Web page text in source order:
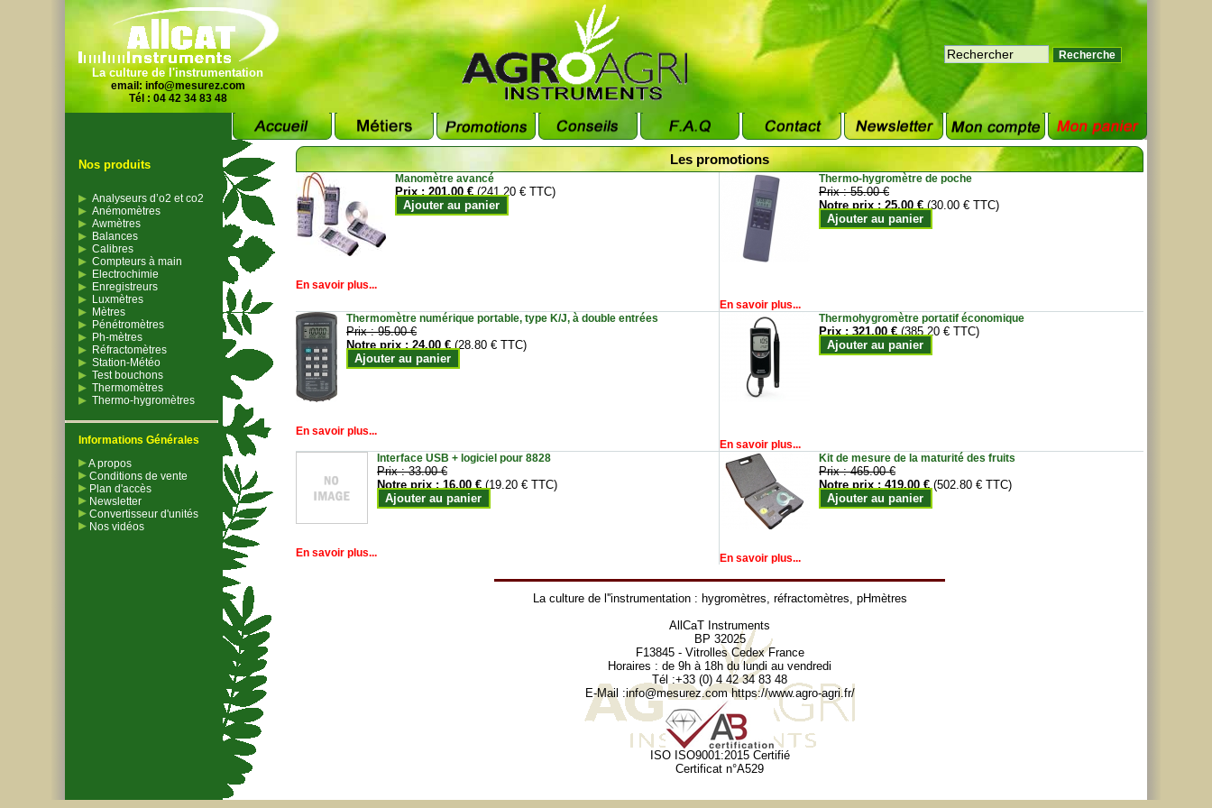
La culture de l'instrumentation
email: info@mesurez.com
Tél : 04 42 34 83 48
Nos produits
Analyseurs d’o2 et co2
Anémomètres
Awmètres
Balances
Calibres
Compteurs à main
Electrochimie
Enregistreurs
Luxmètres
Mètres
Pénétromètres
Ph-mètres
Réfractomètres
Station-Météo
Test bouchons
Thermomètres
Thermo-hygromètres
Informations Générales
A propos
Conditions de vente
Plan d'accès
Newsletter
Convertisseur d'unités
Nos vidéos
Les promotions
Manomètre avancé
Prix :201.00 € (241.20 € TTC)
Ajouter au panier
En savoir plus...
Thermo-hygromètre de poche
Prix :55.00 €
Notre prix :25.00 € (30.00 € TTC)
Ajouter au panier
En savoir plus...
Thermomètre numérique portable, type K/J, à double entrées
Prix :95.00 €
Notre prix :24.00 € (28.80 € TTC)
Ajouter au panier
En savoir plus...
Thermohygromètre portatif économique
Prix :321.00 € (385.20 € TTC)
Ajouter au panier
En savoir plus...
Interface USB + logiciel pour 8828
Prix :33.00 €
Notre prix :16.00 € (19.20 € TTC)
Ajouter au panier
En savoir plus...
Kit de mesure de la maturité des fruits
Prix :465.00 €
Notre prix :419.00 € (502.80 € TTC)
Ajouter au panier
En savoir plus...
La culture de l''instrumentation : hygromètres, réfractomètres, pHmètres
AllCaT Instruments
BP 32025
F13845 - Vitrolles Cedex France
Horaires : de 9h à 18h du lundi au vendredi
Tél :+33 (0) 4 42 34 83 48
E-Mail :info@mesurez.com https://www.agro-agri.fr/
ISO ISO9001:2015 Certifié
Certificat n°A529